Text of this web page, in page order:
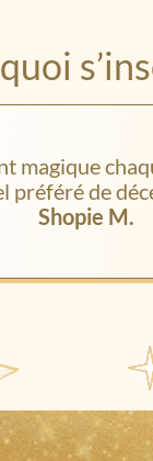
magique
préféré de
Shopie M.